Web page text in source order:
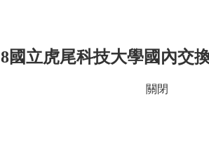
國立虎尾科技大學國內交
關閉